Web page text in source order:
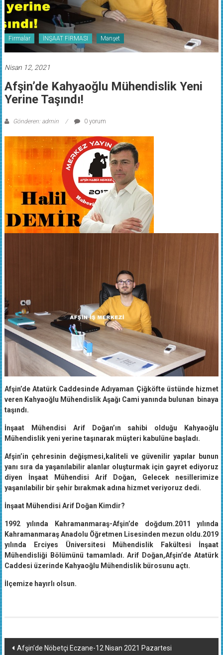
Firmalar İNŞAAT FİRMASI Manşet
Nisan 12, 2021
Afşin’de Kahyaoğlu Mühendislik Yeni
Yerine Taşındı!
Gönderen: admin 0 yorum
Afşin’de Atatürk Caddesinde Adıyaman Çiğköfte üstünde hizmet
veren Kahyaoğlu Mühendislik Aşağı Cami yanında bulunan binaya
taşındı.
İnşaat Mühendisi Arif Doğan’ın sahibi olduğu Kahyaoğlu
Mühendislik yeni yerine taşınarak müşteri kabulüne başladı.
Afşin’in çehresinin değişmesi,kaliteli ve güvenilir yapılar bunun
yanı sıra da yaşanılabilir alanlar oluşturmak için gayret ediyoruz
diyen İnşaat Mühendisi Arif Doğan, Gelecek nesillerimize
yaşanılabilir bir şehir bırakmak adına hizmet veriyoruz dedi.
İnşaat Mühendisi Arif Doğan Kimdir?
1992 yılında Kahramanmaraş-Afşin’de doğdum.2011 yılında
Kahramanmaraş Anadolu Öğretmen Lisesinden mezun oldu.2019
yılında Erciyes Üniversitesi Mühendislik Fakültesi İnşaat
Mühendisliği Bölümünü tamamladı. Arif Doğan,Afşin’de Atatürk
Caddesi üzerinde Kahyaoğlu Mühendislik bürosunu açtı.
İlçemize hayırlı olsun.
Yazı
Afşin’de Nöbetçi Eczane-12 Nisan 2021 Pazartesi